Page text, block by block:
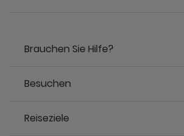
Brauchen Sie Hilfe?
Besuchen
Reiseziele